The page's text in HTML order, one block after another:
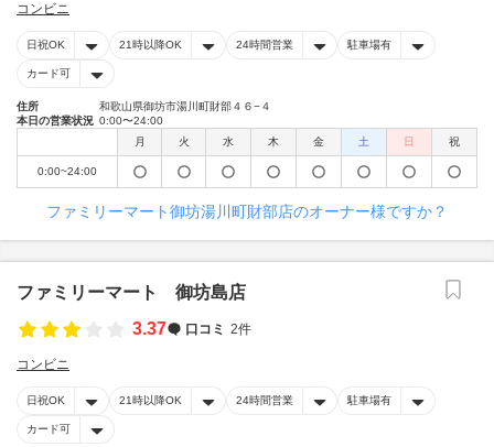
コンビニ
日祝OK 21時以降OK 24時間営業 駐車場有
カード可
住所
和歌山県御坊市湯川町財部４６−４
本日の営業状況 0:00〜24:00
月
火 水 木 金 土 日 祝
0:00~24:00
ファミリーマート御坊湯川町財部店のオーナー様ですか？
ファミリーマート 御坊島店
3.37
口コミ 2件
コンビニ
日祝OK 21時以降OK 24時間営業 駐車場有
カード可